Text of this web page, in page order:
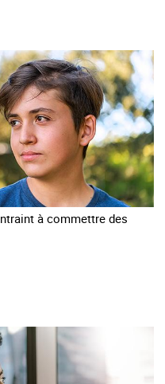
à commettre des